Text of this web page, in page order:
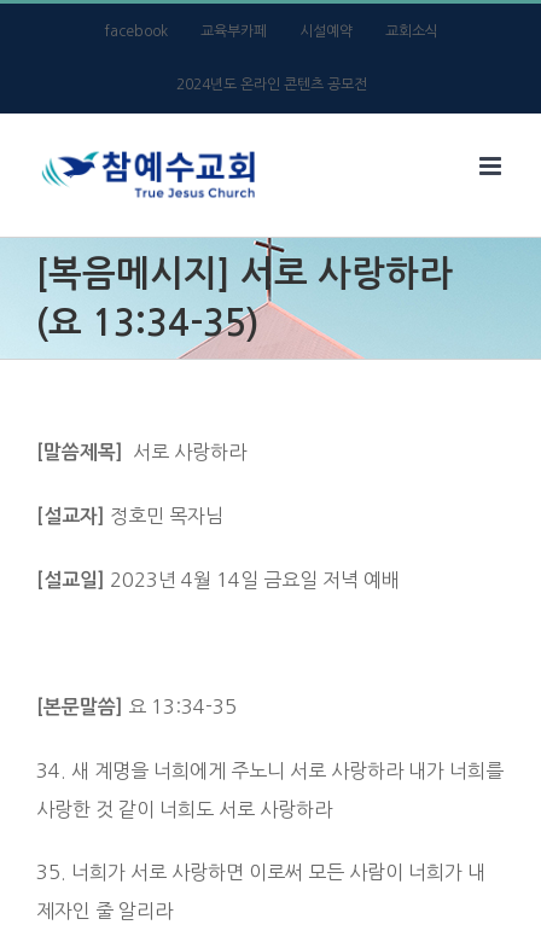
facebook 교육부카페 시설예약 교회소식
2024년도 온라인 콘텐츠 공모전
[복음메시지] 서로 사랑하라
(요 13:34-35)
[말씀제목] 서로 사랑하라
[설교자] 정호민 목자님
[설교일] 2023년 4월 14일 금요일 저녁 예배
[본문말씀] 요 13:34-35
34. 새 계명을 너희에게 주노니 서로 사랑하라 내가 너희를
사랑한 것 같이 너희도 서로 사랑하라
35. 너희가 서로 사랑하면 이로써 모든 사람이 너희가 내
제자인 줄 알리라